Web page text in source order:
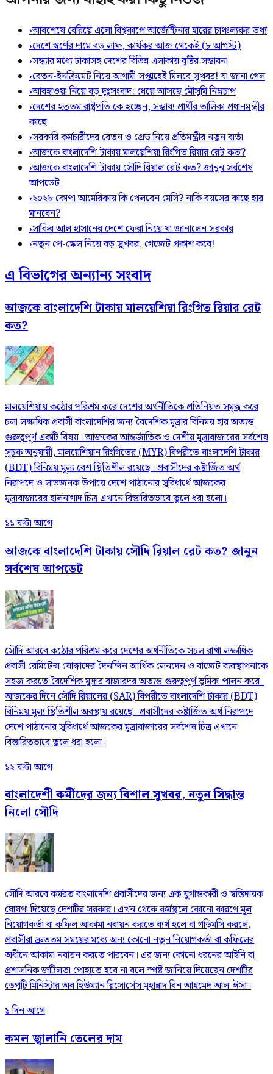
›আবশেষে বেরিয়ে এলো বিশ্বকাপে আর্জেন্টিনার হারের চাঞ্চল্যকর তথ্য
›দেশে স্বর্ণের দামে বড় লাফ, কার্যকর আজ থেকেই (৮ আগস্ট)
›সন্ধ্যার মধ্যে ঢাকাসহ দেশের বিভিন্ন এলাকায় বৃষ্টির সম্ভাবনা
›বেতন-ইনক্রিমেট নিয়ে আগামী সপ্তাহেই মিলবে সুখবর! যা জানা গেল
›আবহাওয়া নিয়ে বড় দুঃসংবাদ: ধেয়ে আসছে মৌসুমি নিম্নচাপ
›দেশের ২৩তম রাষ্ট্রপতি কে হচ্ছেন, সম্ভাব্য প্রার্থীর তালিকা প্রধানমন্ত্রীর
কাছে
›সরকারি কর্মচারীদের বেতন ও গ্রেড নিয়ে প্রতিমন্ত্রীর নতুন বার্তা
›আজকে বাংলাদেশি টাকায় মালয়েশিয়া রিংগিত রিয়ার রেট কত?
›আজকে বাংলাদেশি টাকায় সৌদি রিয়াল রেট কত? জানুন সর্বশেষ
আপডেট
›২০২৮ কোপা আমেরিকায় কি খেলবেন মেসি? নাকি বয়সের কাছে হার
মানবেন?
›সাকিব আল হাসানের দেশে ফেরা নিয়ে যা জানালেন সরকার
›নতুন পে-স্কেল নিয়ে বড় সুখবর, গেজেট প্রকাশ কবে!
এ বিভাগের অন্যান্য সংবাদ
আজকে বাংলাদেশি টাকায় মালয়েশিয়া রিংগিত রিয়ার রেট
কত?
মালয়েশিয়ায় কঠোর পরিশ্রম করে দেশের অর্থনীতিকে প্রতিনিয়ত সমৃদ্ধ করে
চলা লক্ষাধিক প্রবাসী বাংলাদেশির জন্য বৈদেশিক মুদ্রার বিনিময় হার অত্যন্ত
গুরুত্বপূর্ণ একটি বিষয়। আজকের আন্তর্জাতিক ও দেশীয় মুদ্রাবাজারের সর্বশেষ
সূচক অনুযায়ী, মালয়েশিয়ান রিংগিতের (MYR) বিপরীতে বাংলাদেশি টাকার
(BDT) বিনিময় মূল্য বেশ স্থিতিশীল রয়েছে। প্রবাসীদের কষ্টার্জিত অর্থ
নিরাপদে ও লাভজনক উপায়ে দেশে পাঠানোর সুবিধার্থে আজকের
মুদ্রাবাজারের হালনাগাদ চিত্র এখানে বিস্তারিতভাবে তুলে ধরা হলো।
১১ ঘণ্টা আগে
আজকে বাংলাদেশি টাকায় সৌদি রিয়াল রেট কত? জানুন
সর্বশেষ আপডেট
সৌদি আরবে কঠোর পরিশ্রম করে দেশের অর্থনীতিকে সচল রাখা লক্ষাধিক
প্রবাসী রেমিটেন্স যোদ্ধাদের দৈনন্দিন আর্থিক লেনদেন ও বাজেট ব্যবস্থাপনাকে
সহজ করতে বৈদেশিক মুদ্রার বাজারদর অত্যন্ত গুরুত্বপূর্ণ ভূমিকা পালন করে।
আজকের দিনে সৌদি রিয়ালের (SAR) বিপরীতে বাংলাদেশি টাকার (BDT)
বিনিময় মূল্য স্থিতিশীল অবস্থায় রয়েছে। প্রবাসীদের কষ্টার্জিত অর্থ নিরাপদে
দেশে পাঠানোর সুবিধার্থে আজকের মুদ্রাবাজারের সর্বশেষ চিত্র এখানে
বিস্তারিতভাবে তুলে ধরা হলো।
১২ ঘণ্টা আগে
বাংলাদেশী কর্মীদের জন্য বিশাল সুখবর, নতুন সিদ্ধান্ত
নিলো সৌদি
সৌদি আরবে কর্মরত বাংলাদেশি প্রবাসীদের জন্য এক যুগান্তকারী ও স্বস্তিদায়ক
ঘোষণা দিয়েছে দেশটির সরকার। এখন থেকে কর্মস্থলে কোনো কারণে মূল
নিয়োগকর্তা বা কফিল আকামা নবায়ন করতে ব্যর্থ হলে বা গড়িমসি করলে,
প্রবাসীরা দ্রুততম সময়ের মধ্যে অন্য কোনো নতুন নিয়োগকর্তা বা কফিলের
অধীনে আকামা নবায়ন করতে পারবেন। এর জন্য কোনো ধরনের আইনি বা
প্রশাসনিক জটিলতা পোহাতে হবে না বলে স্পষ্ট জানিয়ে দিয়েছেন দেশটির
ডেপুটি মিনিস্টার অব হিউম্যান রিসোর্সেস মুহান্নাদ বিন আহমেদ আল-ঈসা।
১ দিন আগে
কমল জ্বালানি তেলের দাম